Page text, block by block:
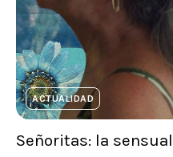
ACTUALIDAD
Señoritas: la